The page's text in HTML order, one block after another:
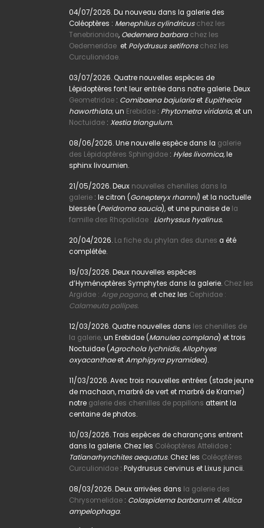
04/07/2026. Du nouveau dans la galerie des
Coléoptères : Menephilus cylindricus chez les
Tenebrionidae, Oedemera barbara chez les
Oedemeridae et Polydrusus setifrons chez les
Curculionidae.
03/07/2026. Quatre nouvelles espèces de
Lépidoptères font leur entrée dans notre galerie. Deux
Geometridae : Comibaena bajulariaet Eupithecia
haworthiata,un Erebidae : Phytometra viridaria, et un
Noctuidae : Xestia triangulum.
08/06/2026. Une nouvelle espèce dans la galerie
des Lépidoptères Sphingidae : Hyles livornica,le
sphinx livournien.
21/05/2026. Deux nouvelles chenilles dans la
galerie : le citron (Gonepteryx rhamni) et la noctuelle
blessée (Peridroma saucia), et une punaise de la
famille des Rhopalidae : Liorhyssus hyalinus.
20/04/2026. La fiche du phylan des dunes a été
complétée.
19/03/2026. Deux nouvelles espèces
d’Hyménoptères Symphytes dans la galerie. Chez les
Argidae : Arge pagana,et chez les Cephidae :
Calameuta pallipes.
12/03/2026. Quatre nouvelles dans les chenilles de
la galerie,un Erebidae (Manulea complana) et trois
Noctuidae (Agrochola lychnidis, Allophyes
oxyacanthaeetAmphipyra pyramidea).
11/03/2026. Avec trois nouvelles entrées (stade jeune
de machaon, marbré de vert et marbré de Kramer)
notre galerie des chenilles de papillons atteint la
centaine de photos.
10/03/2026. Trois espèces de charançons entrent
dans la galerie. Chez les Coléoptères Attelidae :
Tatianarhynchites aequatus. Chez les Coléoptères
Curculionidae : Polydrusus cervinus et Lixus juncii.
08/03/2026. Deux arrivées dans la galerie des
Chrysomelidae : Colaspidema barbarumetAltica
ampelophaga.